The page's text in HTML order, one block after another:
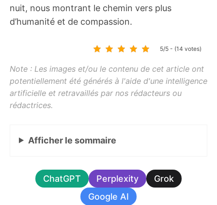
nuit, nous montrant le chemin vers plus
d’humanité et de compassion.
5/5 - (14 votes)
Afficher le sommaire
ChatGPT Perplexity
Grok
Google AI